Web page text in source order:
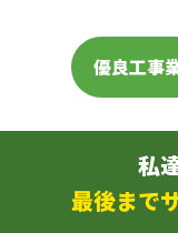
優良工事
私
最後まで